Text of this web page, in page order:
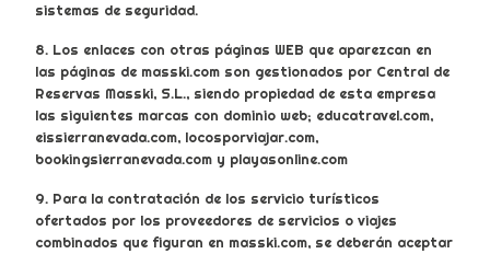
sistemas de seguridad.
8. Los enlaces con otras páginas WEB que aparezcan en
las páginas de masski.com son gestionados por Central de
Reservas Masski, S.L., siendo propiedad de esta empresa
las siguientes marcas con dominio web; educatravel.com,
eissierranevada.com, locosporviajar.com,
bookingsierranevada.com y playasonline.com
9. Para la contratación de los servicio turísticos
ofertados por los proveedores de servicios o viajes
combinados que figuran en masski.com, se deberán aceptar